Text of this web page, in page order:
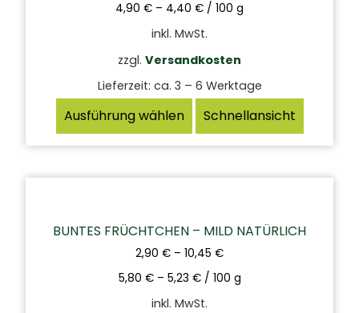
4,90 € – 4,40 € / 100 g
inkl. MwSt.
zzgl. Versandkosten
Lieferzeit: ca. 3 – 6 Werktage
Ausführung wählen Schnellansicht
BUNTES FRÜCHTCHEN – MILD NATÜRLICH
2,90 € – 10,45 €
5,80 €– 5,23 €/ 100 g
inkl. MwSt.